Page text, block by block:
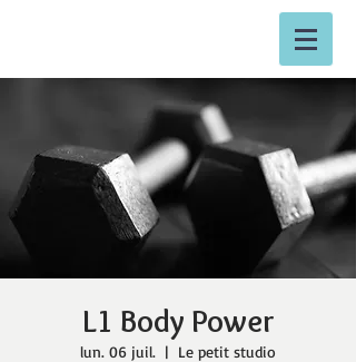
L1 Body Power
lun. 06 juil.
  |
Le petit studio